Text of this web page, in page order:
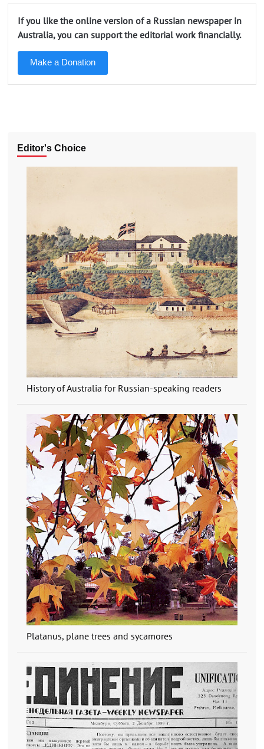
If you like the online version of a Russian newspaper in
Australia, you can support the editorial work financially.
Make a Donation
Editor's Choice
History of Australia for Russian-speaking readers
Platanus, plane trees and sycamores